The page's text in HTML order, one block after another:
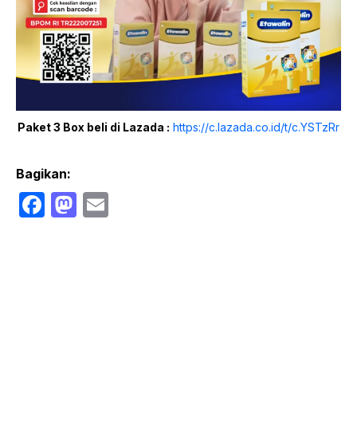
Paket 3 Box beli di Lazada : https://c.lazada.co.id/t/c.YSTzRr
Bagikan:
F
M